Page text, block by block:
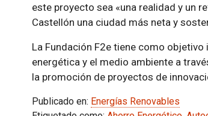
este proyecto sea «una realidad y un
Castellón una ciudad más neta y
La Fundación F2e tiene como
energética y el medio ambiente a
la promoción de proyectos de
Publicado en: Energías Renovables